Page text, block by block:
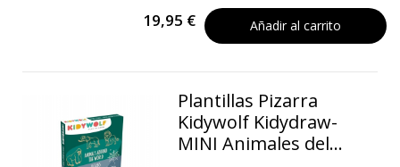
19,95 € Añadir al carrito
Plantillas Pizarra
Kidywolf Kidydraw-
MINI Animales del...